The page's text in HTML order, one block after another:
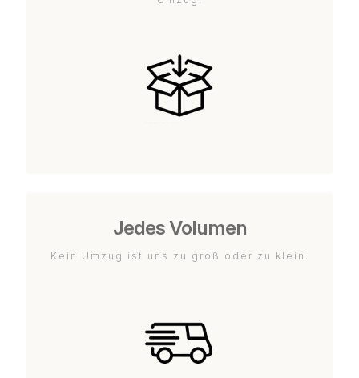
Jedes Volumen
Kein Umzug ist uns zu groß oder zu klein.